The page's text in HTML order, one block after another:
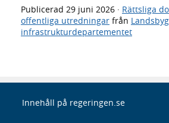
Publicerad 29 juni 2026 · Rättsliga
offentliga utredningar från
infrastrukturdepartementet
Innehåll på regeringen.se